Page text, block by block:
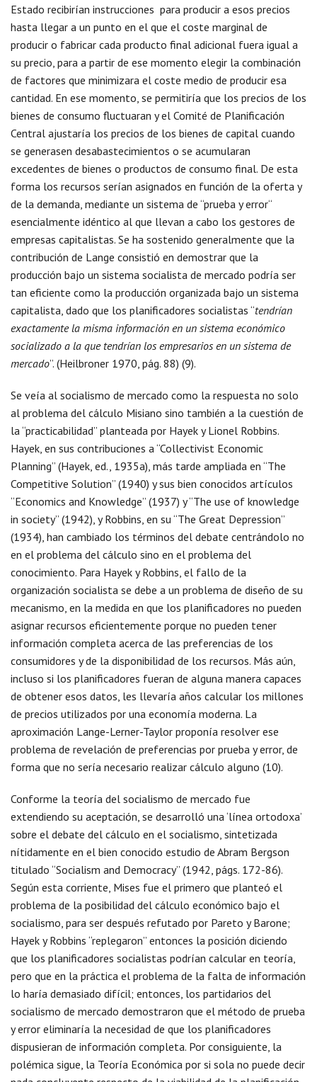
Estado recibirían instrucciones para producir a esos precios
hasta llegar a un punto en el que el coste marginal de
producir o fabricar cada producto final adicional fuera igual a
su precio, para a partir de ese momento elegir la combinación
de factores que minimizara el coste medio de producir esa
cantidad. En ese momento, se permitiría que los precios de los
bienes de consumo fluctuaran y el Comité de Planificación
Central ajustaría los precios de los bienes de capital cuando
se generasen desabastecimientos o se acumularan
excedentes de bienes o productos de consumo final. De esta
forma los recursos serían asignados en función de la oferta y
de la demanda, mediante un sistema de “prueba y error“
esencialmente idéntico al que llevan a cabo los gestores de
empresas capitalistas. Se ha sostenido generalmente que la
contribución de Lange consistió en demostrar que la
producción bajo un sistema socialista de mercado podría ser
tan eficiente como la producción organizada bajo un sistema
capitalista, dado que los planificadores socialistas “tendrían
exactamente la misma información en un sistema económico
socializado a la que tendrían los empresarios en un sistema de
mercado”. (Heilbroner 1970, pág. 88) (9).
Se veía al socialismo de mercado como la respuesta no solo
al problema del cálculo Misiano sino también a la cuestión de
la “practicabilidad” planteada por Hayek y Lionel Robbins.
Hayek, en sus contribuciones a “Collectivist Economic
Planning” (Hayek, ed., 1935a), más tarde ampliada en “The
Competitive Solution” (1940) y sus bien conocidos artículos
“Economics and Knowledge” (1937) y “The use of knowledge
in society” (1942), y Robbins, en su “The Great Depression”
(1934), han cambiado los términos del debate centrándolo no
en el problema del cálculo sino en el problema del
conocimiento. Para Hayek y Robbins, el fallo de la
organización socialista se debe a un problema de diseño de su
mecanismo, en la medida en que los planificadores no pueden
asignar recursos eficientemente porque no pueden tener
información completa acerca de las preferencias de los
consumidores y de la disponibilidad de los recursos. Más aún,
incluso si los planificadores fueran de alguna manera capaces
de obtener esos datos, les llevaría años calcular los millones
de precios utilizados por una economía moderna. La
aproximación Lange-Lerner-Taylor proponía resolver ese
problema de revelación de preferencias por prueba y error, de
forma que no sería necesario realizar cálculo alguno (10).
Conforme la teoría del socialismo de mercado fue
extendiendo su aceptación, se desarrolló una ‘línea ortodoxa’
sobre el debate del cálculo en el socialismo, sintetizada
nítidamente en el bien conocido estudio de Abram Bergson
titulado “Socialism and Democracy” (1942, págs. 172-86).
Según esta corriente, Mises fue el primero que planteó el
problema de la posibilidad del cálculo económico bajo el
socialismo, para ser después refutado por Pareto y Barone;
Hayek y Robbins “replegaron” entonces la posición diciendo
que los planificadores socialistas podrían calcular en teoría,
pero que en la práctica el problema de la falta de información
lo haría demasiado difícil; entonces, los partidarios del
socialismo de mercado demostraron que el método de prueba
y error eliminaría la necesidad de que los planificadores
dispusieran de información completa. Por consiguiente, la
polémica sigue, la Teoría Económica por si sola no puede decir